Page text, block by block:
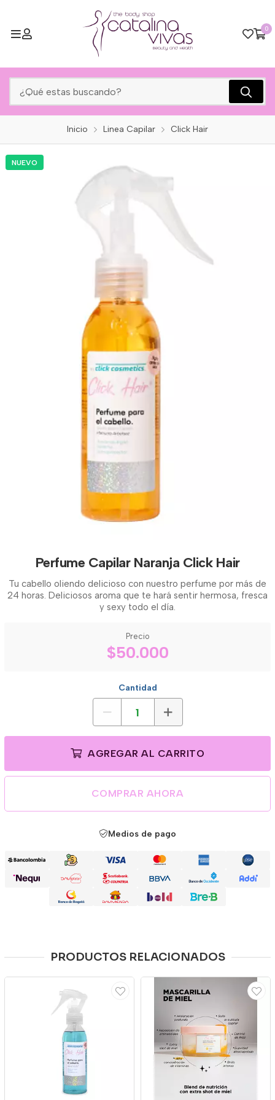
0
Inicio Linea Capilar Click Hair
NUEVO
Perfume Capilar Naranja Click Hair
Tu cabello oliendo delicioso con nuestro perfume por más de
24 horas. Deliciosos aroma que te hará sentir hermosa, fresca
y sexy todo el día.
Precio
$50.000
Cantidad
AGREGAR AL CARRITO
COMPRAR AHORA
Medios de pago
PRODUCTOS RELACIONADOS